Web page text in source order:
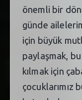
önemli bir
günde
için büyük
paylaşmak,
kılmak için
çocuklarımız